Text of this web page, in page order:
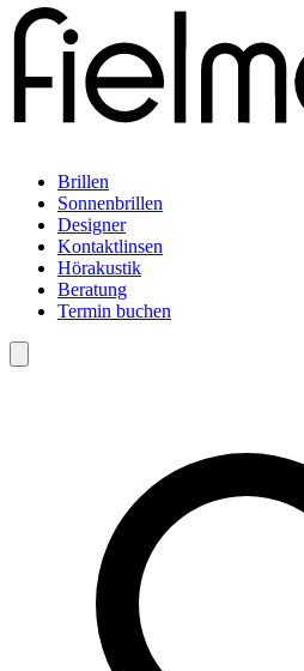
Brillen
Sonnenbrillen
Designer
Kontaktlinsen
Hörakustik
Beratung
Termin buchen